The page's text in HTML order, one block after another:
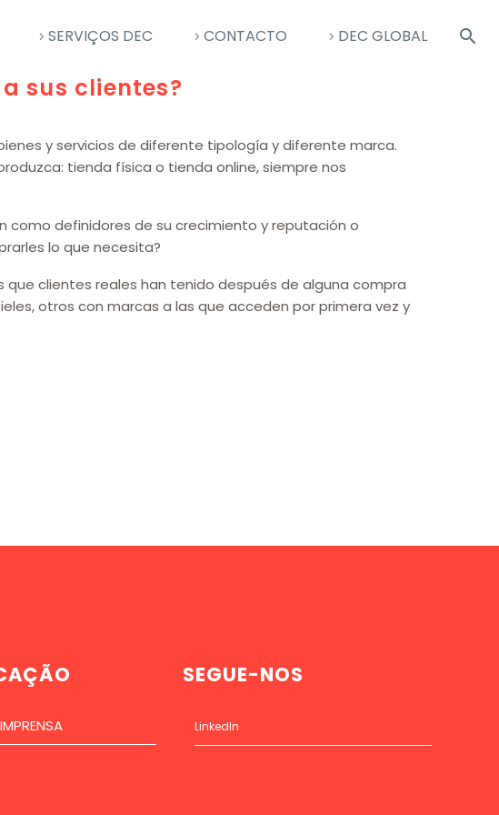
SERVIÇOS DEC CONTACTO DEC GLOBAL
sus clientes?
y servicios de diferente tipología y diferente marca.
tienda física o tienda online, siempre nos
como definidores de su crecimiento y reputación o
lo que necesita?
que clientes reales han tenido después de alguna compra
otros con marcas a las que acceden por primera vez y
SEGUE-NOS
LinkedIn